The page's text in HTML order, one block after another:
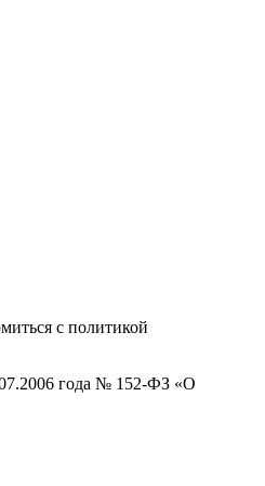
с политикой
года № 152-ФЗ «О